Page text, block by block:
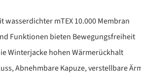
mTEX 10.000 Membran
Funktionen bieten Bewegungsfreiheit
Winterjacke hohen Wärmerückhalt
Abnehmbare Kapuze, verstellbare